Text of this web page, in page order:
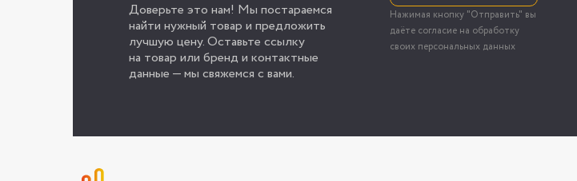
Доверьте это нам! Мы постараемся
найти нужный товар и предложить
лучшую цену. Оставьте ссылку
на товар или бренд и контактные
данные — мы свяжемся с вами.
Нажимая кнопку "Отправить" вы
даёте согласие на обработку
своих персональных данных